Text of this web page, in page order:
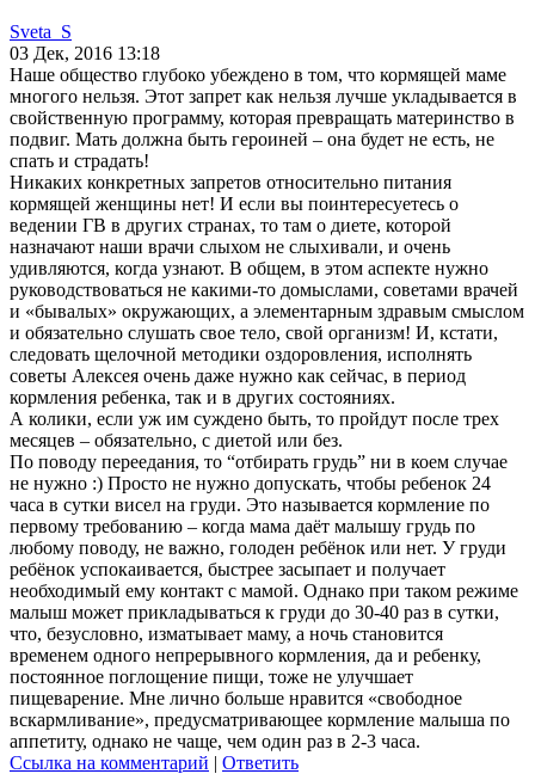
Sveta_S
03 Дек, 2016 13:18
Наше общество глубоко убеждено в том, что кормящей маме
многого нельзя. Этот запрет как нельзя лучше укладывается в
свойственную программу, которая превращать материнство в
подвиг. Мать должна быть героиней – она будет не есть, не
спать и страдать!
Никаких конкретных запретов относительно питания
кормящей женщины нет! И если вы поинтересуетесь о
ведении ГВ в других странах, то там о диете, которой
назначают наши врачи слыхом не слыхивали, и очень
удивляются, когда узнают. В общем, в этом аспекте нужно
руководствоваться не какими-то домыслами, советами врачей
и «бывалых» окружающих, а элементарным здравым смыслом
и обязательно слушать свое тело, свой организм! И, кстати,
следовать щелочной методики оздоровления, исполнять
советы Алексея очень даже нужно как сейчас, в период
кормления ребенка, так и в других состояниях.
А колики, если уж им суждено быть, то пройдут после трех
месяцев – обязательно, с диетой или без.
По поводу переедания, то “отбирать грудь” ни в коем случае
не нужно :) Просто не нужно допускать, чтобы ребенок 24
часа в сутки висел на груди. Это называется кормление по
первому требованию – когда мама даёт малышу грудь по
любому поводу, не важно, голоден ребёнок или нет. У груди
ребёнок успокаивается, быстрее засыпает и получает
необходимый ему контакт с мамой. Однако при таком режиме
малыш может прикладываться к груди до 30-40 раз в сутки,
что, безусловно, изматывает маму, а ночь становится
временем одного непрерывного кормления, да и ребенку,
постоянное поглощение пищи, тоже не улучшает
пищеварение. Мне лично больше нравится «свободное
вскармливание», предусматривающее кормление малыша по
аппетиту, однако не чаще, чем один раз в 2-3 часа.
Ссылка на комментарий | Ответить